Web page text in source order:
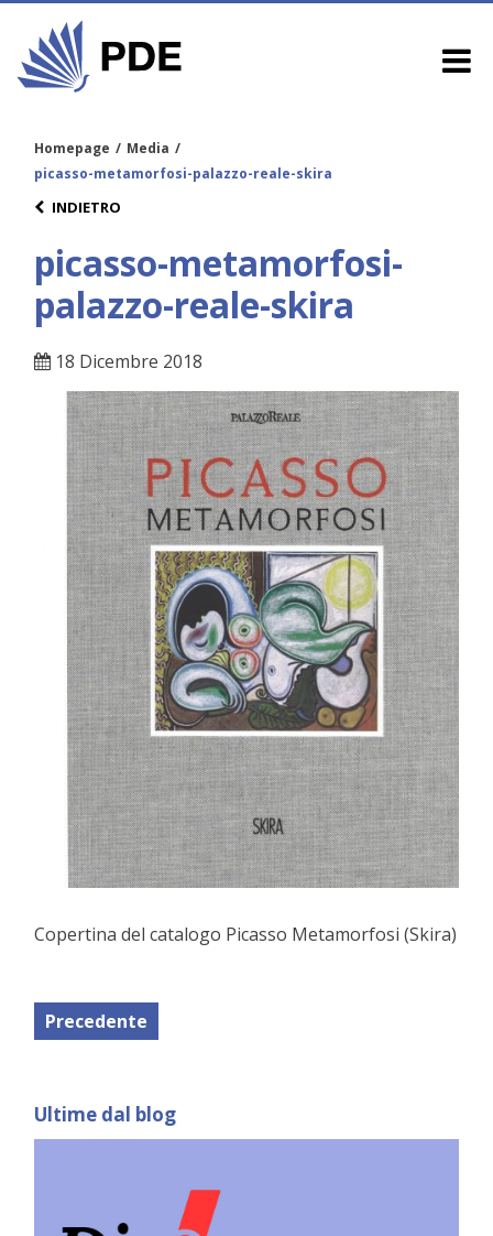
Homepage / Media /
picasso-metamorfosi-palazzo-reale-skira
INDIETRO
picasso-metamorfosi-
palazzo-reale-skira
18 Dicembre 2018
Copertina del catalogo Picasso Metamorfosi (Skira)
Precedente
Ultime dal blog